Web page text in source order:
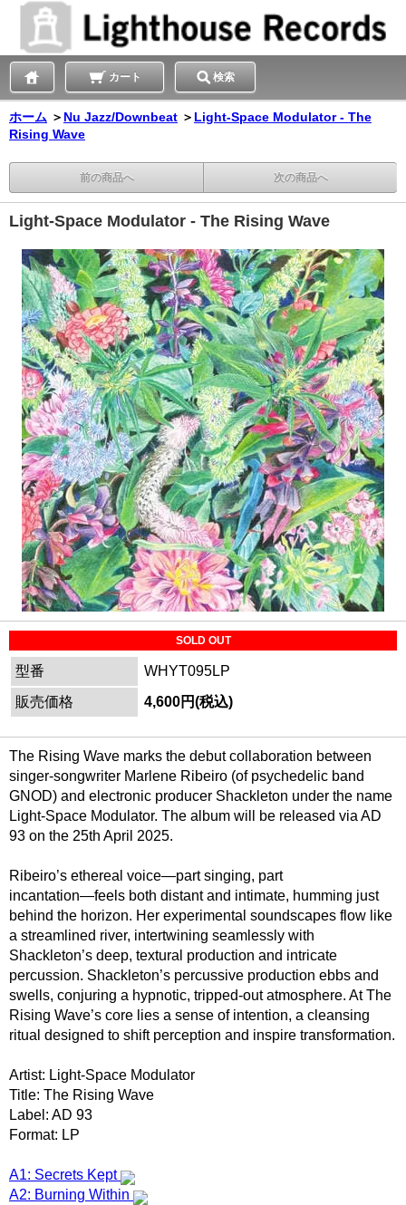
カート 検索
ホーム ＞ Nu Jazz/Downbeat ＞ Light-Space Modulator - The
Rising Wave
前の商品へ 次の商品へ
Light-Space Modulator - The Rising Wave
SOLD OUT
型番
WHYT095LP
販売価格
4,600円(税込)
The Rising Wave marks the debut collaboration between
singer-songwriter Marlene Ribeiro (of psychedelic band
GNOD) and electronic producer Shackleton under the name
Light-Space Modulator. The album will be released via AD
93 on the 25th April 2025.
Ribeiro’s ethereal voice―part singing, part
incantation―feels both distant and intimate, humming just
behind the horizon. Her experimental soundscapes flow like
a streamlined river, intertwining seamlessly with
Shackleton’s deep, textural production and intricate
percussion. Shackleton’s percussive production ebbs and
swells, conjuring a hypnotic, tripped-out atmosphere. At The
Rising Wave’s core lies a sense of intention, a cleansing
ritual designed to shift perception and inspire transformation.
Artist: Light-Space Modulator
Title: The Rising Wave
Label: AD 93
Format: LP
A1: Secrets Kept
A2: Burning Within